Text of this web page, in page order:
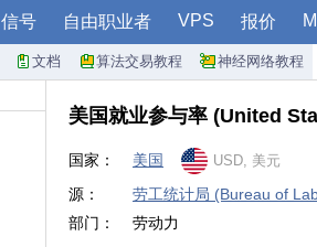
信号 自由职业者 VPS 报价
文档 算法交易教程 神经网络教程
美国就业参与率 (United
国家： 美国 USD, 美元
源：
劳工统计局 (Bureau of
部门：
劳动力